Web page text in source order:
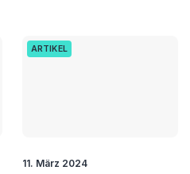
ARTIKEL
11. März 2024